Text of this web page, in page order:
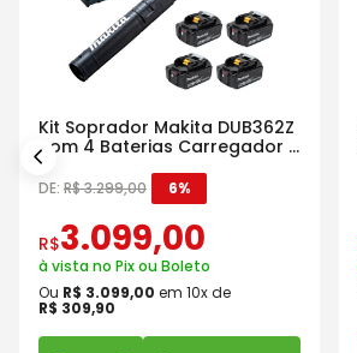
Kit Soprador Makita DUB362Z
com 4 Baterias Carregador e
Maleta
DE: R$3.299,00 6%
R$3.099,00
à vista no Pix ou Boleto
Ou R$ 3.099,00 em 10x de
R$ 309,90